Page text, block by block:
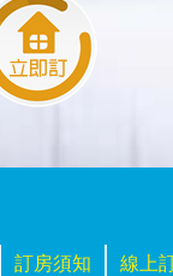
請問人數跟日期
日期，須在入住
訂房須知 線上